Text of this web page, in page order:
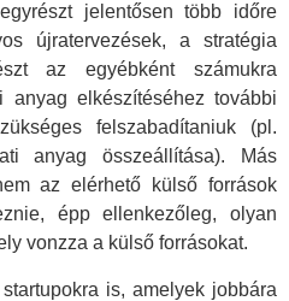
jelentősen több időre
újratervezések, a stratégia
az egyébként számukra
anyag elkészítéséhez további
felszabadítaniuk (pl.
anyag összeállítása). Más
az elérhető külső források
épp ellenkezőleg, olyan
vonzza a külső forrásokat.
is, amelyek jobbára